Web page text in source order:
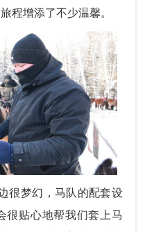
程增添了不少温馨。
梦幻，马队的配套设
很贴心地帮我们套上马